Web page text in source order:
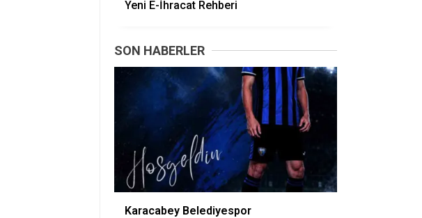
Yeni E-İhracat Rehberi
SON HABERLER
Karacabey Belediyespor